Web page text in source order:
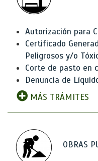
Autorización para
Certificado
Peligrosos y/o
Corte de pasto en
Denuncia de
MÁS TRÁMITES
OBRAS